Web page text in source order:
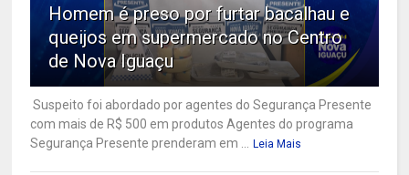
Homem é preso por furtar bacalhau e
queijos em supermercado no Centro
de Nova Iguaçu
Suspeito foi abordado por agentes do Segurança Presente
com mais de R$ 500 em produtos Agentes do programa
Segurança Presente prenderam em ...
Leia Mais